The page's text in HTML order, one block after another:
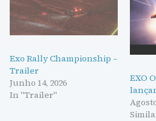
Exo Rally Championship –
Trailer
Junho 14, 2026
In "Trailer"
EXO